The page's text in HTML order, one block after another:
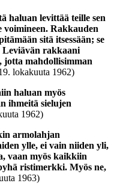
haluan levittää teille sen
voimineen. Rakkauden
sitä itsessään; se
Leviävän rakkaani
jotta mahdollisimman
lokakuuta 1962)
haluan myös
ihmeitä sielujen
1962)
armolahjan
ylle, ei vain niiden yli,
vaan myös kaikkiin
ristimerkki. Myös ne,
1963)